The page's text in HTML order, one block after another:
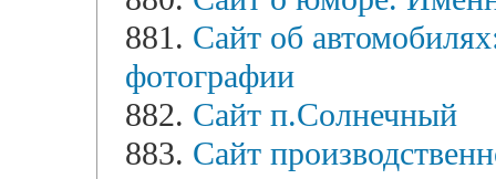
881. Сайт об
фотографии
882. Сайт п.Солнечный
883. Сайт